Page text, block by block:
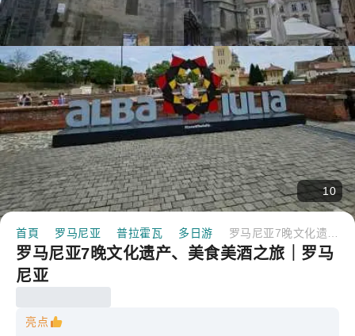
10
首頁 罗马尼亚 普拉霍瓦 多日游
罗马尼亚7晚文化遗产、美食美酒之旅｜罗马
尼亚
亮点